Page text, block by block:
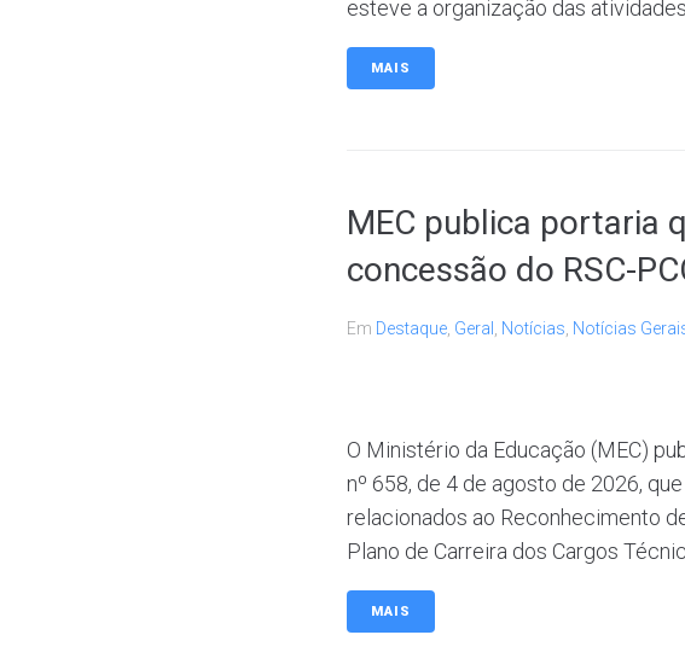
esteve a organização das atividades
MAIS
MEC publica portaria
concessão do RSC-
Em Destaque Geral Notícias Notícias
O Ministério da Educação (MEC)
nº 658, de 4 de agosto de 2026,
relacionados ao Reconhecimento
Plano de Carreira dos Cargos
MAIS